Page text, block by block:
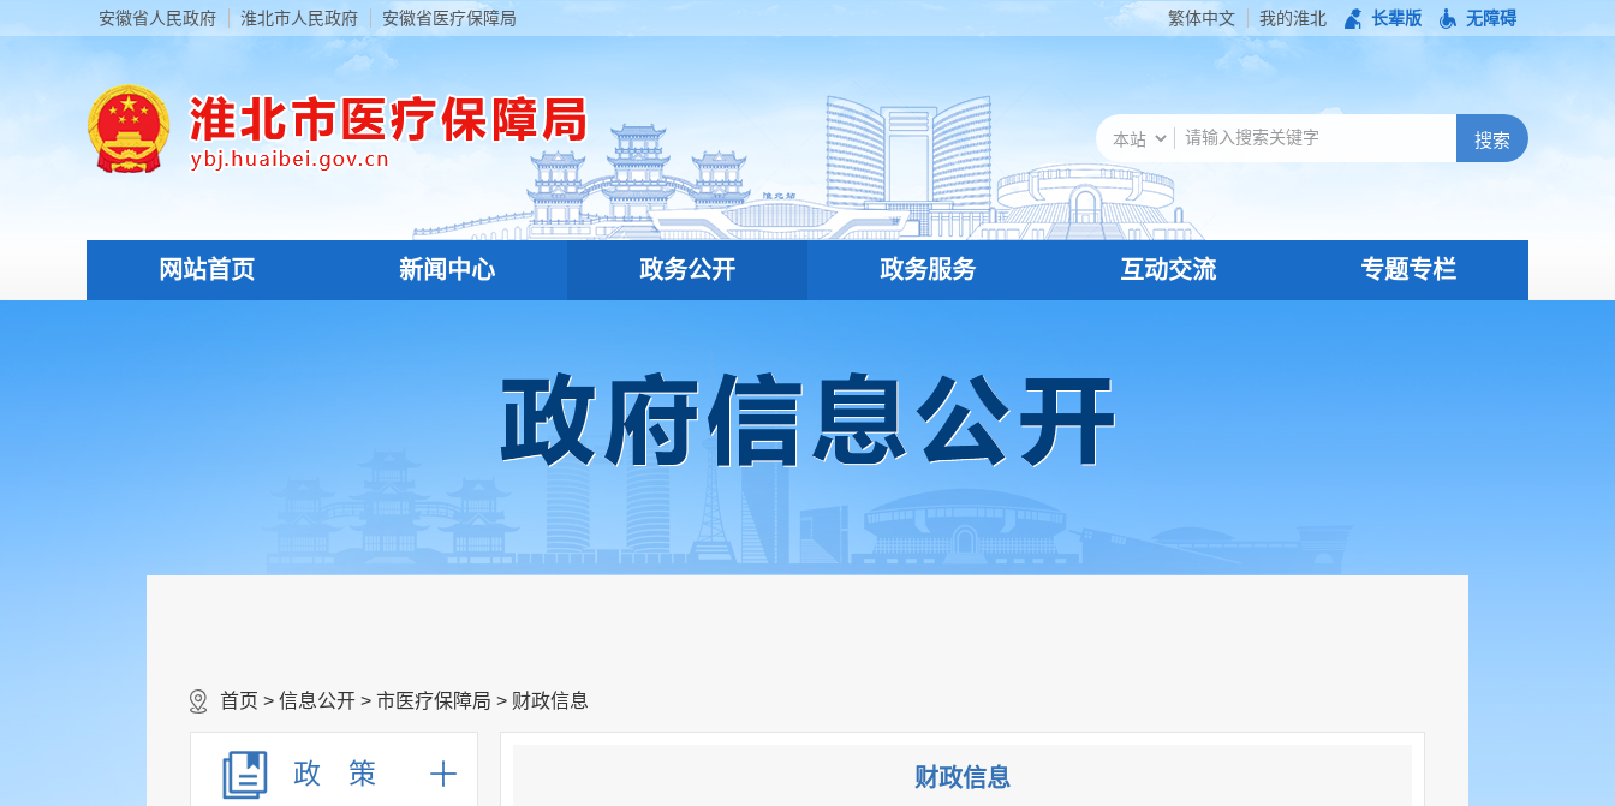
安徽省人民政府 淮北市人民政府 安徽省医疗保障局 繁体中文 我的淮北 长辈版 无障碍
网站首页 新闻中心 政务公开 政务服务 互动交流 专题专栏
首页 > 信息公开 > 市医疗保障局 > 财政信息
政 策 财政信息